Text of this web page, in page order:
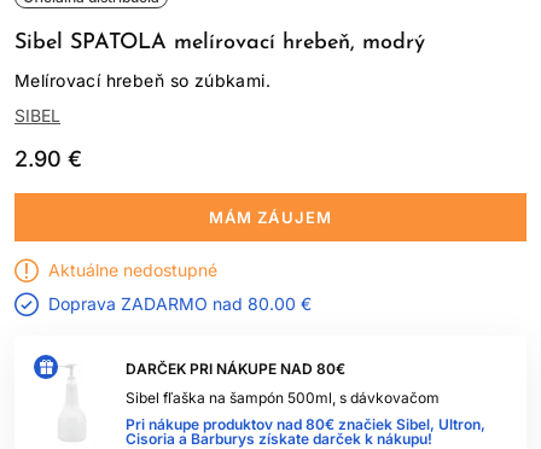
Sibel SPATOLA melírovací hrebeň, modrý
Melírovací hrebeň so zúbkami.
SIBEL
2.90 €
DARČEK PRI NÁKUPE NAD 80€
Sibel fľaška na šampón 500ml, s dávkovačom
Pri nákupe produktov nad 80€ značiek Sibel, Ultron,
Cisoria a Barburys získate darček k nákupu!
MÁM ZÁUJEM
Aktuálne nedostupné
Doprava ZADARMO nad 80.00 €